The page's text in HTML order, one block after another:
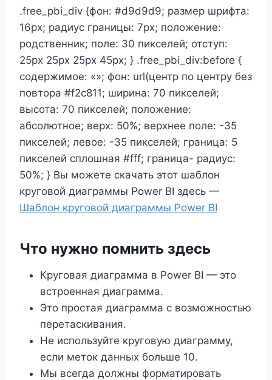
.free_pbi_div {фон: #d9d9d9; размер шрифта:
16px; радиус границы: 7px; положение:
родственник; поле: 30 пикселей; отступ:
25px 25px 25px 45px; } .free_pbi_div:before {
содержимое: «»; фон: url(центр по центру без
повтора #f2c811; ширина: 70 пикселей;
высота: 70 пикселей; положение:
абсолютное; верх: 50%; верхнее поле: -35
пикселей; левое: -35 пикселей; граница: 5
пикселей сплошная #fff; граница- радиус:
50%; } Вы можете скачать этот шаблон
круговой диаграммы Power BI здесь —
Шаблон круговой диаграммы Power BI
Что нужно помнить здесь
Круговая диаграмма в Power BI — это
встроенная диаграмма.
Это простая диаграмма с возможностью
перетаскивания.
Не используйте круговую диаграмму,
если меток данных больше 10.
Мы всегда должны форматировать